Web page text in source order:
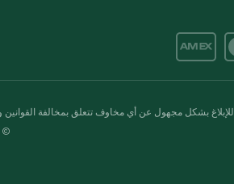
للإبلاغ بشكل مجهول عن أي مخاوف تتعلق بمخالفة القوانين
© 2020-2026 سبينس. كل الحقوق محفوظة